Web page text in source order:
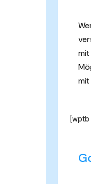
mit
mit
[wptb